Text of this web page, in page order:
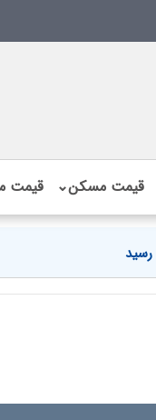
قیمت مسکن⌄ قیمت